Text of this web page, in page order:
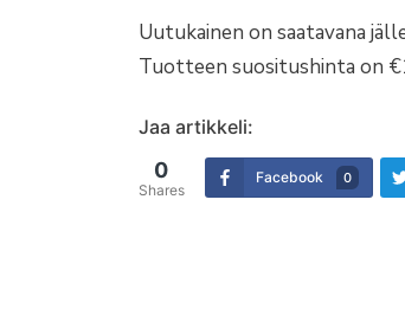
Uutukainen on saatavana
Tuotteen suositushinta on
Jaa artikkeli:
0
Shares
Facebook 0